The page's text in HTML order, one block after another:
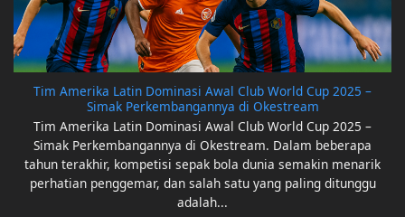
Tim Amerika Latin Dominasi Awal Club World Cup 2025 –
Simak Perkembangannya di Okestream
Tim Amerika Latin Dominasi Awal Club World Cup 2025 –
Simak Perkembangannya di Okestream. Dalam beberapa
tahun terakhir, kompetisi sepak bola dunia semakin menarik
perhatian penggemar, dan salah satu yang paling ditunggu
adalah...